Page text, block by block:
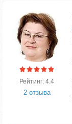
Рейтинг: 4.4
2 отзыва